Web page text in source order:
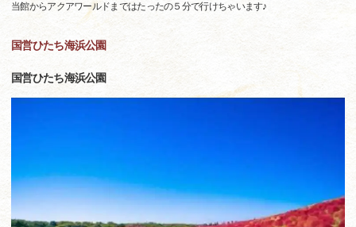
当館からアクアワールドまではたったの５分で行けちゃいます♪
国営ひたち海浜公園
国営ひたち海浜公園